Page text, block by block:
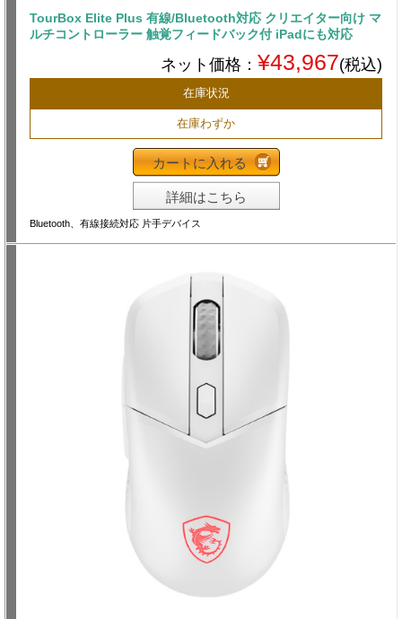
TourBox Elite Plus 有線/Bluetooth対応 クリエイター向け マ
ルチコントローラー 触覚フィードバック付 iPadにも対応
ネット価格： ¥43,967(税込)
在庫状況
在庫わずか
カートに入れる
詳細はこちら
Bluetooth、有線接続対応 片手デバイス